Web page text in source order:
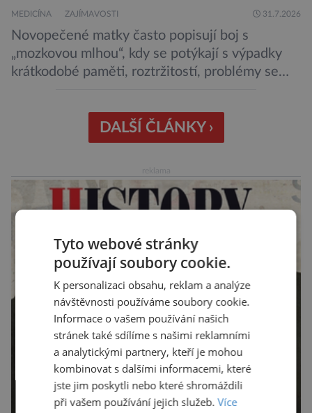
MEDICÍNA ZAJÍMAVOSTI 31.7.2026
Novopečené matky často popisují boj s
„mozkovou mlhou“, kdy se potýkají s výpadky
krátkodobé paměti, roztržitostí, problémy se
nedostatku spánku a stresu při péči o
novorozence. Nyní se však ukazuje, že za tím
Poporodní mozková mlha, v angličtině […]
DALŠÍ ČLÁNKY ›
Tyto webové stránky
používají soubory cookie.
K personalizaci obsahu, reklam a analýze
návštěvnosti používáme soubory cookie.
Informace o vašem používání našich
stránek také sdílíme s našimi reklamními
a analytickými partnery, kteří je mohou
kombinovat s dalšími informacemi, které
jste jim poskytli nebo které shromáždili
při vašem používání jejich služeb.Více